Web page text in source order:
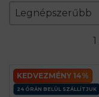
Zoradenie
Sort content
Legnépszerűbb
Sort content
KEDVEZMÉNY 14%
24 ÓRÁN BELÜL SZÁLLÍTJUK